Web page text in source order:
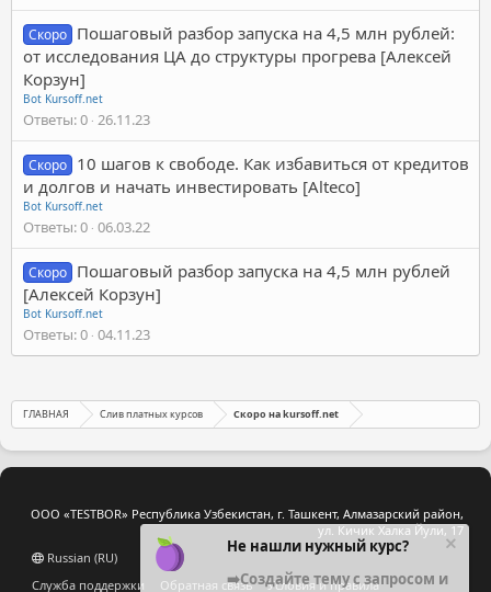
Скоро Пошаговый разбор запуска на 4,5 млн рублей:
от исследования ЦА до структуры прогрева [Алексей
Корзун]
Bot Kursoff.net
Ответы 0 26.11.23
Скоро 10 шагов к свободе. Как избавиться от кредитов
и долгов и начать инвестировать [Alteco]
Bot Kursoff.net
Ответы 0 06.03.22
Скоро Пошаговый разбор запуска на 4,5 млн рублей
[Алексей Корзун]
Bot Kursoff.net
Ответы 0 04.11.23
ГЛАВНАЯ Слив платных курсов Скоро на kursoff.net
ООО «TESTBOR» Республика Узбекистан, г. Ташкент, Алмазарский район,
ул. Кичик Халка Йули, 17
Russian (RU)
Служба поддержки
Обратная связь Условия и правила
Не нашли нужный курс?
➡️Создайте тему с запросом и